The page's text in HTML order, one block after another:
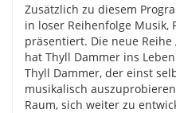
Zusätzlich zu diesem
in loser Reihenfolge Musik,
präsentiert. Die neue Reihe
hat Thyll Dammer ins
Thyll Dammer, der einst
musikalisch
Raum, sich weiter zu